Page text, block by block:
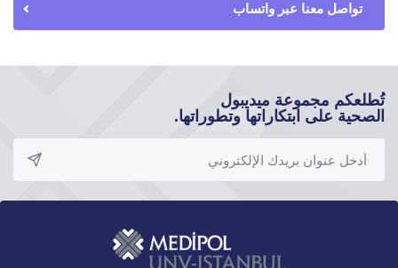
تواصل معنا عبر واتساب
تُطلعكم مجموعة ميديبول
الصحية على ابتكاراتها وتطوراتها.